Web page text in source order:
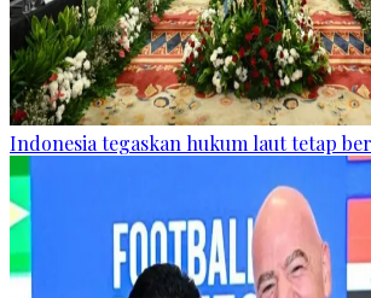
Indonesia tegaskan hukum laut tetap